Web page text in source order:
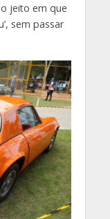
jeito em que
sem passar